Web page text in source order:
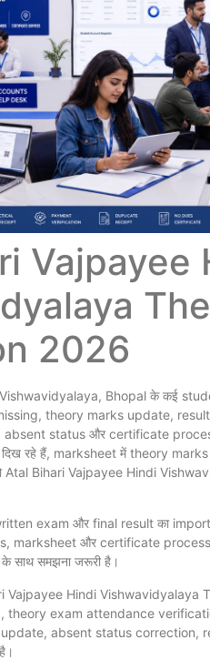
Vajpayee
2026
Bhopal के कई
theory marks update,
status और certificate
रहे हैं, marksheet में theory
Atal Bihari Vajpayee Hindi
exam और final result का
marksheet और certificate
साथ समझना जरूरी है।
Hindi Vishwavidyalaya
theory exam attendance
absent status correction,